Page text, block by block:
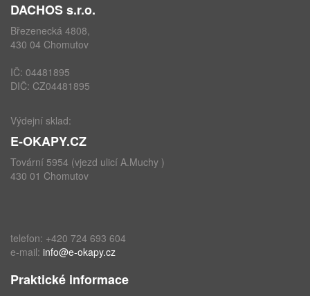
DACHOS s.r.o.
Březenecká 4808,
430 04 Chomutov
IČ: 04481895
DIČ: CZ04481895
Výdejní sklad:
E-OKAPY.CZ
Tovární 5954 (vjezd ulicí A.Muchy )
430 01 Chomutov
telefon: +420 724 693 604
e-mail: info@e-okapy.cz
Praktické informace